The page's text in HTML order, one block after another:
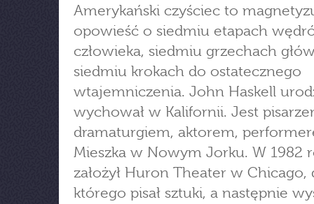
Amerykański czyściec to
opowieść o siedmiu etapach
człowieka, siedmiu grzechach
siedmiu krokach do ostatecznego
wtajemniczenia. John Haskell
wychował w Kalifornii. Jest
dramaturgiem, aktorem,
Mieszka w Nowym Jorku. W 1982
założył Huron Theater w Chicago,
którego pisał sztuki, a następnie